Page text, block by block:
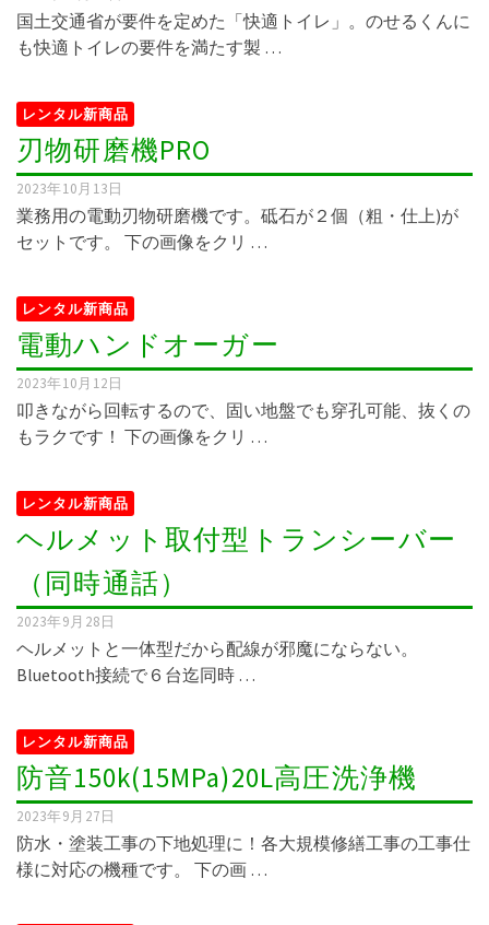
国土交通省が要件を定めた「快適トイレ」。のせるくんに
も快適トイレの要件を満たす製 …
レンタル新商品
刃物研磨機PRO
2023年10月13日
業務用の電動刃物研磨機です。砥石が２個（粗・仕上)が
セットです。 下の画像をクリ …
レンタル新商品
電動ハンドオーガー
2023年10月12日
叩きながら回転するので、固い地盤でも穿孔可能、抜くの
もラクです！ 下の画像をクリ …
レンタル新商品
ヘルメット取付型トランシーバー
（同時通話）
2023年9月28日
ヘルメットと一体型だから配線が邪魔にならない。
Bluetooth接続で６台迄同時 …
レンタル新商品
防音150k(15MPa)20L高圧洗浄機
2023年9月27日
防水・塗装工事の下地処理に！各大規模修繕工事の工事仕
様に対応の機種です。 下の画 …